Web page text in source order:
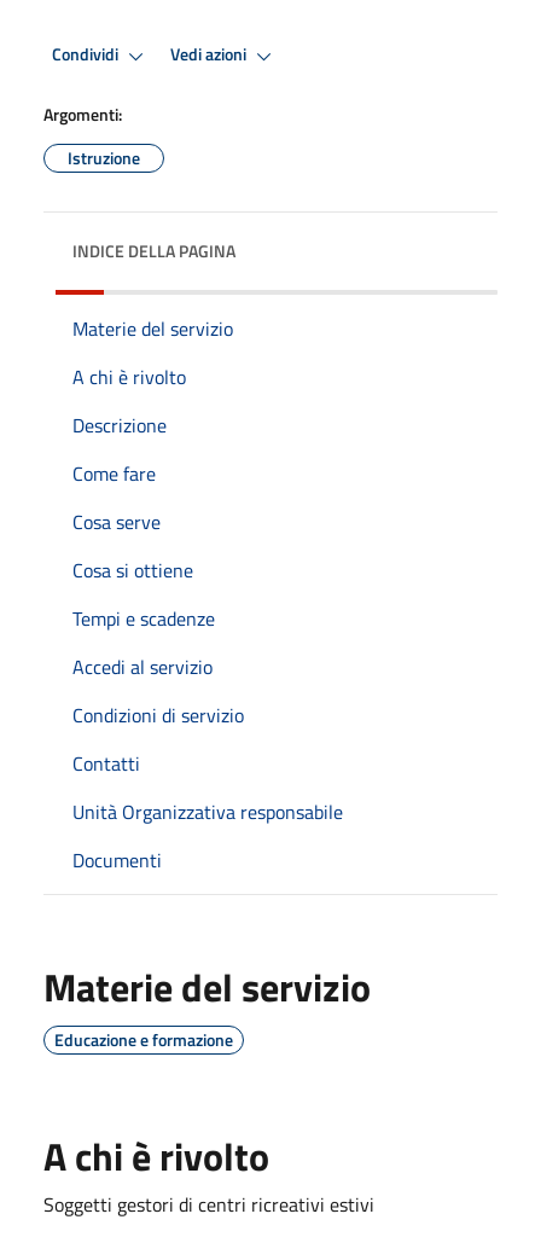
Condividi Vedi azioni
Argomenti:
Istruzione
INDICE DELLA PAGINA
Materie del servizio
A chi è rivolto
Descrizione
Come fare
Cosa serve
Cosa si ottiene
Tempi e scadenze
Accedi al servizio
Condizioni di servizio
Contatti
Unità Organizzativa responsabile
Documenti
Materie del servizio
Educazione e formazione
A chi è rivolto
Soggetti gestori di centri ricreativi estivi